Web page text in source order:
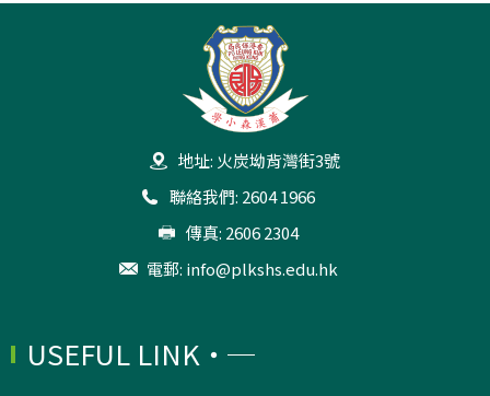
地址: 火炭坳背灣街3號
聯絡我們: 2604 1966
傳真: 2606 2304
電郵: info@plkshs.edu.hk
USEFUL LINK